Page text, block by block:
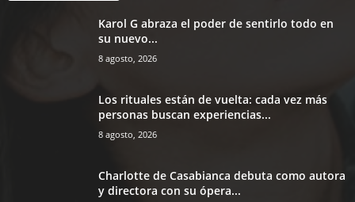
Karol G abraza el poder de sentirlo todo en
su nuevo...
8 agosto, 2026
Los rituales están de vuelta: cada vez más
personas buscan experiencias...
8 agosto, 2026
Charlotte de Casabianca debuta como autora
y directora con su ópera...